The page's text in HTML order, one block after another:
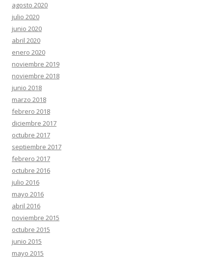
agosto 2020
julio 2020
junio 2020
abril 2020
enero 2020
noviembre 2019
noviembre 2018
junio 2018
marzo 2018
febrero 2018
diciembre 2017
octubre 2017
septiembre 2017
febrero 2017
octubre 2016
julio 2016
mayo 2016
abril 2016
noviembre 2015
octubre 2015
junio 2015
mayo 2015